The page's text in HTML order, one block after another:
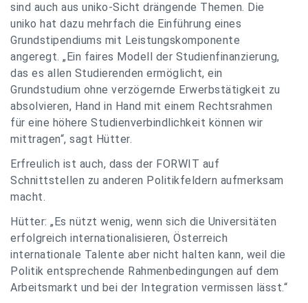
sind auch aus uniko-Sicht drängende Themen. Die
uniko hat dazu mehrfach die Einführung eines
Grundstipendiums mit Leistungskomponente
angeregt. „Ein faires Modell der Studienfinanzierung,
das es allen Studierenden ermöglicht, ein
Grundstudium ohne verzögernde Erwerbstätigkeit zu
absolvieren, Hand in Hand mit einem Rechtsrahmen
für eine höhere Studienverbindlichkeit können wir
mittragen“, sagt Hütter.
Erfreulich ist auch, dass der FORWIT auf
Schnittstellen zu anderen Politikfeldern aufmerksam
macht.
Hütter: „Es nützt wenig, wenn sich die Universitäten
erfolgreich internationalisieren, Österreich
internationale Talente aber nicht halten kann, weil die
Politik entsprechende Rahmenbedingungen auf dem
Arbeitsmarkt und bei der Integration vermissen lässt.“